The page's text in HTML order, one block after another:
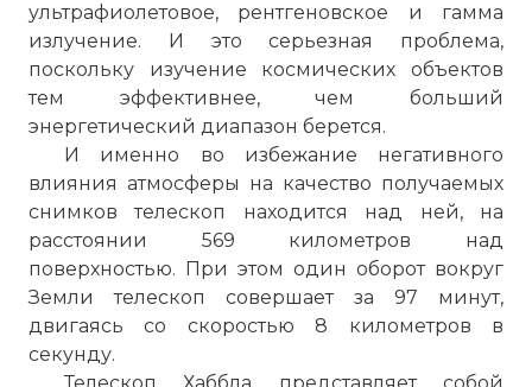
ультрафиолетовое, рентгеновское и гамма
излучение. И это серьезная проблема,
поскольку изучение космических объектов
тем эффективнее, чем больший
энергетический диапазон берется.
И именно во избежание негативного
влияния атмосферы на качество получаемых
снимков телескоп находится над ней, на
расстоянии 569 километров над
поверхностью. При этом один оборот вокруг
Земли телескоп совершает за 97 минут,
двигаясь со скоростью 8 километров в
секунду.